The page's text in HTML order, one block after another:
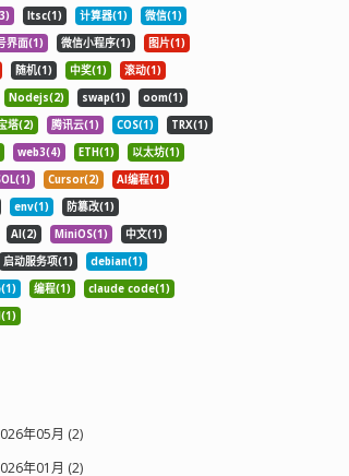
ltsc(1) 计算器(1)
微信(1)
界面(1) 微信小程序(1)
图片(1)
随机(1) 中奖(1)
滚动(1)
Nodejs(2) swap(1)
oom(1)
塔(2) 腾讯云(1) COS(1)
TRX(1)
web3(4) ETH(1)
以太坊(1)
Cursor(2)
AI编程(1)
env(1)
防篡改(1)
AI(2) MiniOS(1)
中文(1)
启动服务项(1)
debian(1)
(1) 编程(1)
claude code(1)
年05月 (2)
年01月 (2)